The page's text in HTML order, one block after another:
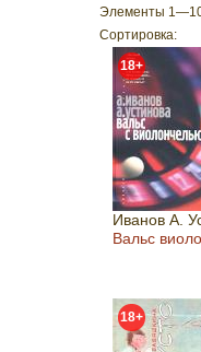
Элементы
Сортировка:
18+
Иванов А.
Вальс
18+